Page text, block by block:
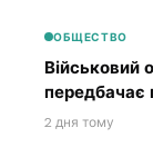
ОБЩЕСТВО
Військовий
передбачає
2 дня тому